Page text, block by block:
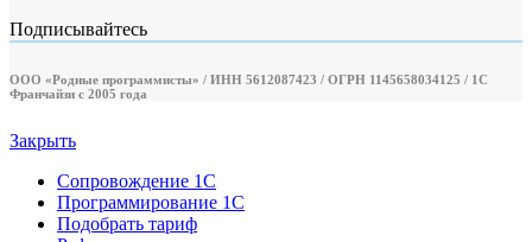
Подписывайтесь
ООО «Родные программисты» / ИНН 5612087423 / ОГРН 1145658034125 / 1С
Франчайзи с 2005 года
Закрыть
Сопровождение 1С
Программирование 1С
Подобрать тариф